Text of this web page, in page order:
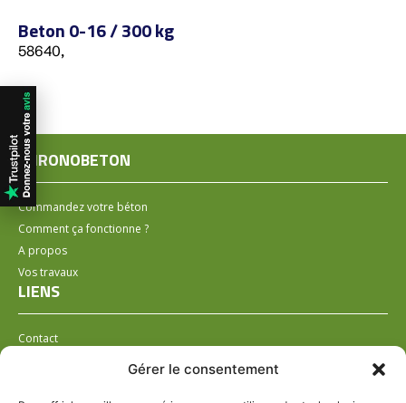
Gérer le consentement
Beton 0-16 / 300 kg
58640,
CHRONOBETON
Commandez votre béton
Comment ça fonctionne ?
A propos
Vos travaux
LIENS
Contact